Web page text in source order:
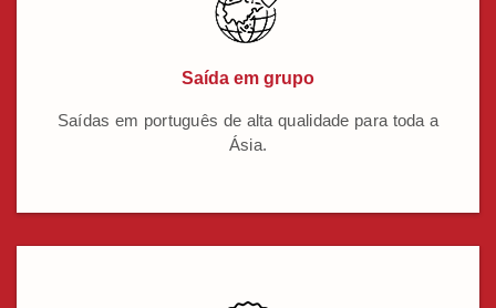
Saída em grupo
Saídas em português de alta qualidade para toda a
Ásia.